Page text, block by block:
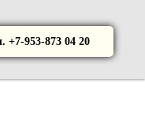
+7-953-873 04 20